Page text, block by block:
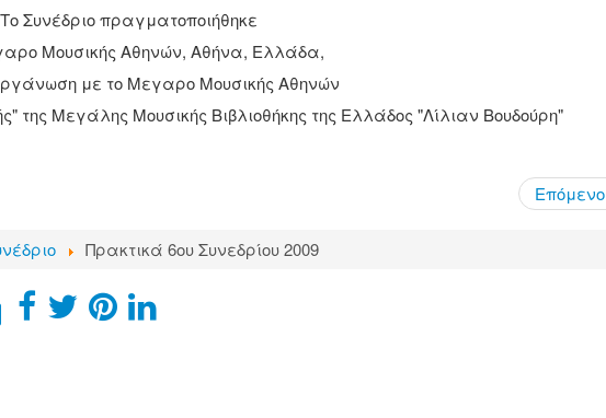
Το Συνέδριο πραγματοποιήθηκε
Μουσικής Αθηνών, Αθήνα, Ελλάδα,
με το Μεγαρο Μουσικής Αθηνών
της Μεγάλης Μουσικής Βιβλιοθήκης της Ελλάδος "Λίλιαν Βουδούρη"
Επόμενο
Πρακτικά 6ου Συνεδρίου 2009